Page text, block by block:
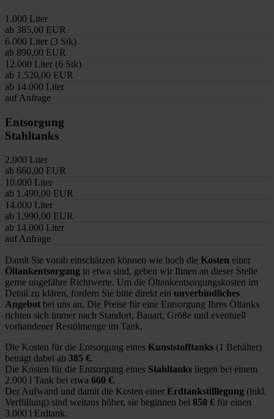
1.000 Liter
ab 385,00 EUR
6.000 Liter (3 Stk)
ab 890,00 EUR
12.000 Liter (6 Stk)
ab 1.520,00 EUR
ab 14.000 Liter
auf Anfrage
Entsorgung
Stahltanks
2.000 Liter
ab 660,00 EUR
10.000 Liter
ab 1.490,00 EUR
14.000 Liter
ab 1.990,00 EUR
ab 14.000 Liter
auf Anfrage
Damit Sie vorab einschätzen können wie hoch die Kosten einer
Öltankentsorgung in etwa sind, geben wir Ihnen an dieser Stelle
gerne ungefähre Richtwerte. Um die Öltankentsorgungskosten im
Detail zu klären, fordern Sie bitte direkt ein unverbindliches
Angebot bei uns an. Die Preise für eine Entsorgung Ihres Öltanks
richten sich immer nach Standort, Bauart, Größe und eventuell
vorhandener Restölmenge im Tank.
Die Kosten für die Entsorgung eines Kunststofftanks (1 Behälter)
beträgt dabei ab 385 €.
Die Kosten für die Entsorgung eines Stahltanks liegen bei einem
2.000 l Tank bei etwa 660 €.
Der Aufwand und damit die Kosten einer Erdtankstilllegung (inkl.
Verfüllung) sind weitaus höher, sie beginnen bei 850 € für einen
3.000 l Erdtank.